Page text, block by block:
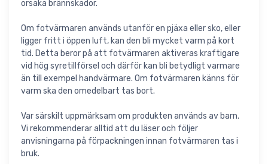
orsaka brännskador.
Om fotvärmaren används utanför en pjäxa eller sko, eller
ligger fritt i öppen luft, kan den bli mycket varm på kort
tid. Detta beror på att fotvärmaren aktiveras kraftigare
vid hög syretillförsel och därför kan bli betydligt varmare
än till exempel handvärmare. Om fotvärmaren känns för
varm ska den omedelbart tas bort.
Var särskilt uppmärksam om produkten används av barn.
Vi rekommenderar alltid att du läser och följer
anvisningarna på förpackningen innan fotvärmaren tas i
bruk.